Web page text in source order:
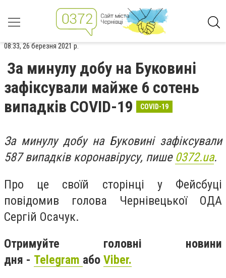
08:33, 26 березня 2021 р.
За минулу добу на Буковині
зафіксували майже 6 сотень
випадків COVID-19
COVID-19
За минулу добу на Буковині зафіксували
587 випадків коронавірусу, пише 0372.ua.
Про це своїй сторінці у Фейсбуці
повідомив голова Чернівецької ОДА
Сергій Осачук.
Отримуйте головні новини
дня - Telegram або Viber.